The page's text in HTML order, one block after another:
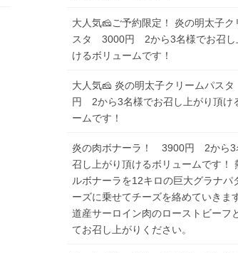
大人気🧀ご予約限定！ 炎の明太子ク
スタ 3000円 2から3名様でお召し
けるボリュームです！
大人気🧀 炎の明太子クリームパス
円 2から3名様でお召し上がり頂け
ームです！
炎の肉ボナーラ！ 3900円 2から3
召し上がり頂けるボリュームです！
ルボナーラを12キロの巨大グラナパ
ーズに乗せてチーズを絡めていきま
道産サーロイン肉のローストビーフ
てお召し上がりください。